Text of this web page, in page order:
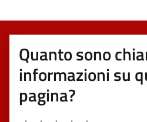
Quanto sono
informazioni su
pagina?